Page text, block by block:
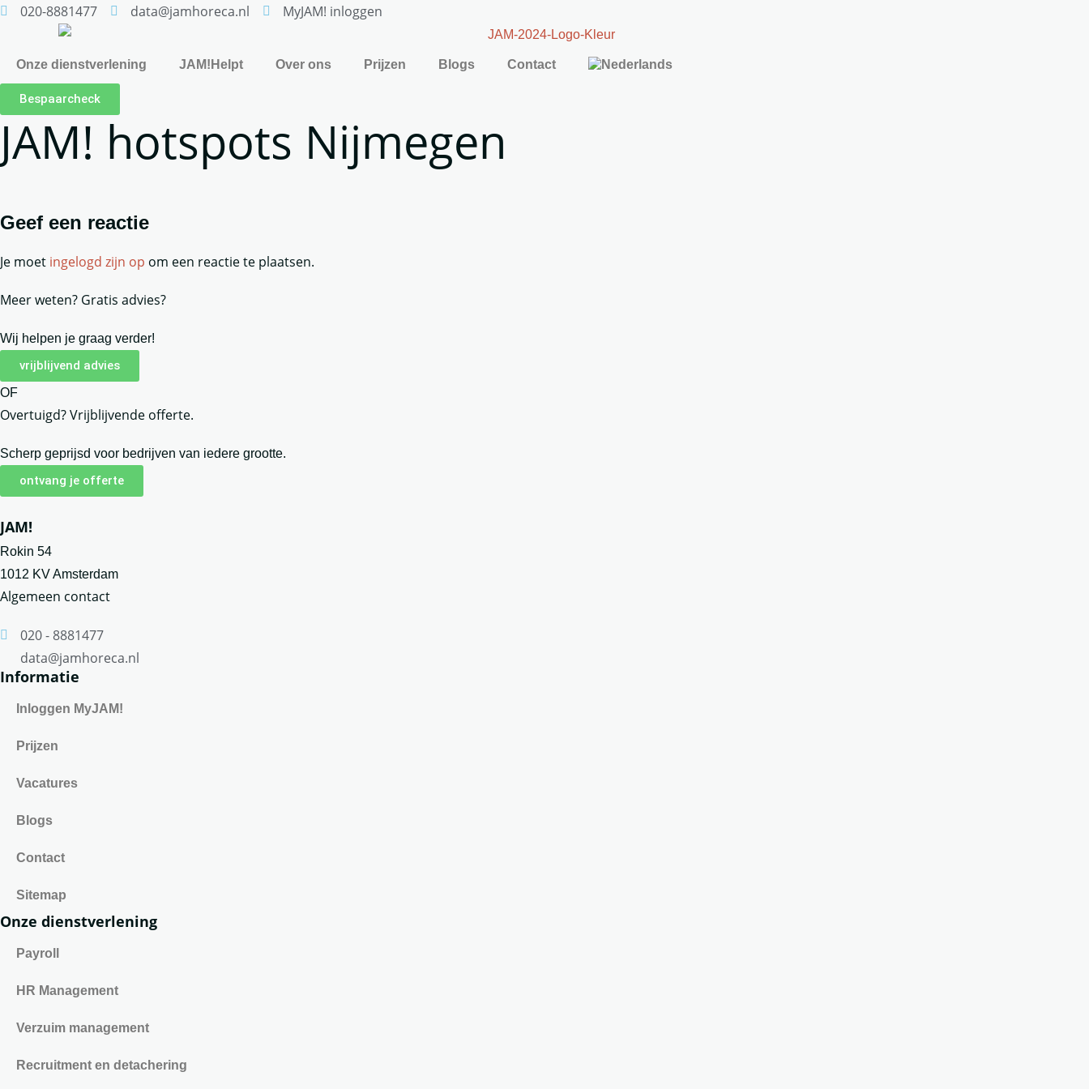
020-8881477 data@jamhoreca.nl MyJAM! inloggen
Onze dienstverlening JAM!Helpt Over ons Prijzen Blogs Contact
Bespaarcheck
JAM! hotspots Nijmegen
Geef een reactie
Je moet ingelogd zijn op om een reactie te plaatsen.
Meer weten? Gratis advies?
Wij helpen je graag verder!
vrijblijvend advies
OF
Overtuigd? Vrijblijvende offerte.
Scherp geprijsd voor bedrijven van iedere grootte.
ontvang je offerte
JAM!
Rokin 54
1012 KV Amsterdam
Algemeen contact
020 - 8881477
data@jamhoreca.nl
Informatie
Inloggen MyJAM!
Prijzen
Vacatures
Blogs
Contact
Sitemap
Onze dienstverlening
Payroll
HR Management
Verzuim management
Recruitment en detachering